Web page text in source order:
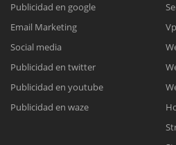
Reunión
Nuestros ejecutivos le enviarán un
Complete el formulario y nos
Chat
Todos nuestros ejecutivos están fuera
para enviarnos un correo
Publicidad en google
Email Marketing
Social media
Publicidad en twitter
Publicidad en youtube
Publicidad en waze